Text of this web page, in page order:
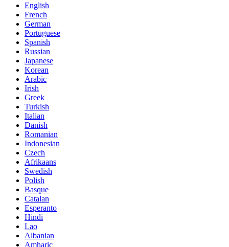
English
French
German
Portuguese
Spanish
Russian
Japanese
Korean
Arabic
Irish
Greek
Turkish
Italian
Danish
Romanian
Indonesian
Czech
Afrikaans
Swedish
Polish
Basque
Catalan
Esperanto
Hindi
Lao
Albanian
Amharic